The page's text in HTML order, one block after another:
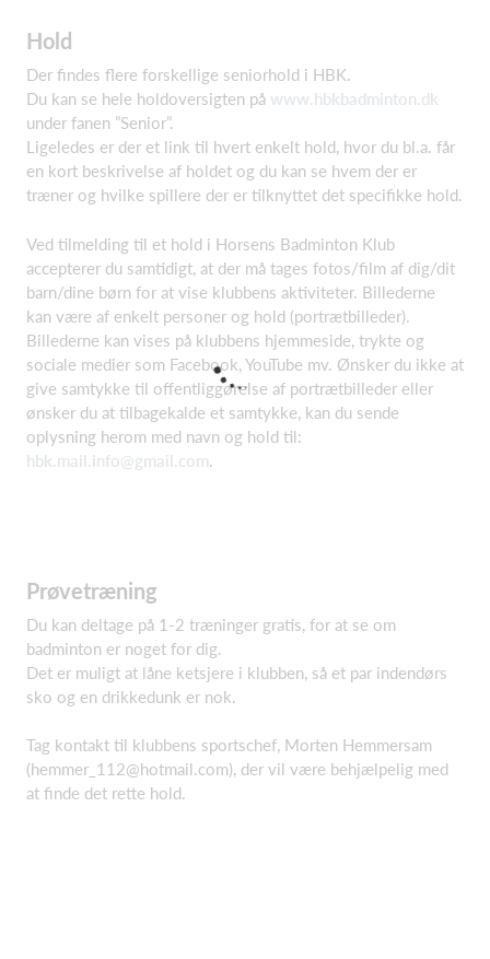
Hold
Der findes flere forskellige seniorhold i HBK.
Du kan se hele holdoversigten på www.hbkbadminton.dk
under fanen ”Senior”.
Ligeledes er der et link til hvert enkelt hold, hvor du bl.a. får
en kort beskrivelse af holdet og du kan se hvem der er
træner og hvilke spillere der er tilknyttet det specifikke hold.
Ved tilmelding til et hold i Horsens Badminton Klub
accepterer du samtidigt, at der må tages fotos/film af dig/dit
barn/dine børn for at vise klubbens aktiviteter. Billederne
kan være af enkelt personer og hold (portrætbilleder).
Billederne kan vises på klubbens hjemmeside, trykte og
sociale medier som Facebook, YouTube mv. Ønsker du ikke at
give samtykke til offentliggørelse af portrætbilleder eller
ønsker du at tilbagekalde et samtykke, kan du sende
oplysning herom med navn og hold til:
hbk.mail.info@gmail.com
Prøvetræning
Du kan deltage på 1-2 træninger gratis, for at se om
badminton er noget for dig.
Det er muligt at låne ketsjere i klubben, så et par indendørs
sko og en drikkedunk er nok.
Tag kontakt til klubbens sportschef, Morten Hemmersam
(hemmer_112@hotmail.com), der vil være behjælpelig med
at finde det rette hold.